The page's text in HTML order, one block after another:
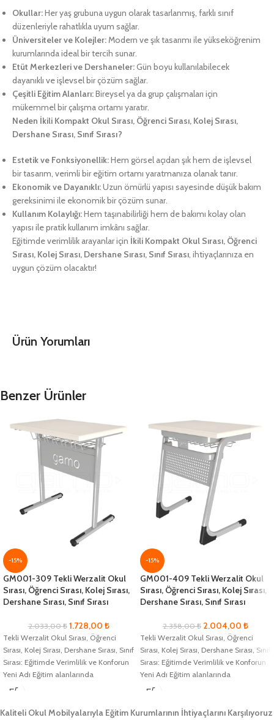
Okullar:Her yaş grubuna uygun olarak tasarlanmış, farklı sınıf
düzenleriyle rahatlıkla uyum sağlar.
Üniversiteler ve Kolejler:Modern ve şık tasarımı ile yükseköğrenim
kurumlarında ideal bir tercih sunar.
Etüt Merkezleri ve Dershaneler:Gün boyu kullanılabilecek
dayanıklı ve işlevsel bir çözüm sağlar.
Çeşitli Eğitim Alanları:Bireysel ya da grup çalışmaları için
mükemmel bir çalışma ortamı yaratır.
Neden İkili Kompakt Okul Sırası, Öğrenci Sırası, Kolej Sırası,
Dershane Sırası, Sınıf Sırası?
Estetik ve Fonksiyonellik:Hem görsel açıdan şık hem de işlevsel
bir tasarım, verimli bir eğitim ortamı yaratmanıza olanak tanır.
Ekonomik ve Dayanıklı:Uzun ömürlü yapısı sayesinde düşük bakım
gereksinimi ile ekonomik bir çözüm sunar.
Kullanım Kolaylığı:Hem taşınabilirliği hem de bakımı kolay olan
yapısı ile pratik kullanım imkânı sağlar.
Eğitimde verimlilik arayanlar için İkili Kompakt Okul Sırası, Öğrenci
Sırası, Kolej Sırası, Dershane Sırası, Sınıf Sırası, ihtiyaçlarınıza en
uygun çözüm olacaktır!
Ürün Yorumları
Benzer Ürünler
-15%
GM001-309 Tekli Werzalit Okul
Sırası, Öğrenci Sırası, Kolej Sırası,
Dershane Sırası, Sınıf Sırası
2.033,00₺ 1.728,00 ₺
Tekli Werzalit Okul Sırası, Öğrenci
Sırası, Kolej Sırası, Dershane Sırası, Sınıf
Sırası: Eğitimde Verimlilik ve Konforun
Yeni Adı Eğitim alanlarında
-15%
GM001-409 Tekli Werzalit Okul
Sırası, Öğrenci Sırası, Kolej Sırası,
Dershane Sırası, Sınıf Sırası
2.358,00₺ 2.004,00 ₺
Tekli Werzalit Okul Sırası, Öğrenci
Sırası, Kolej Sırası, Dershane Sırası, Sınıf
Sırası: Eğitimde Verimlilik ve Konforun
Yeni Adı Eğitim alanlarında
Kaliteli Okul Mobilyalarıyla Eğitim Kurumlarının İhtiyaçlarını Karşılıyoruz